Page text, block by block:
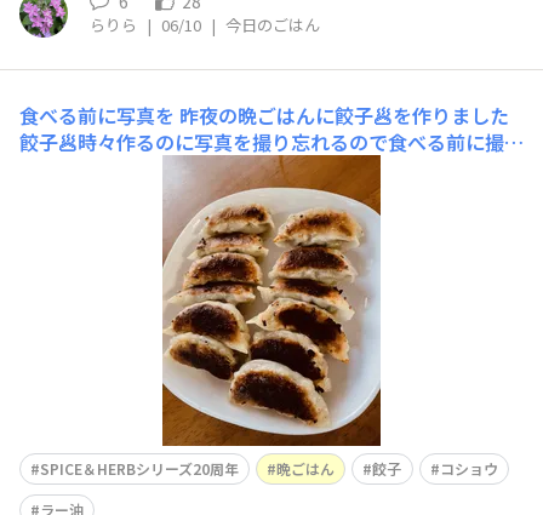
らりら | 06/10 | 今日のごはん
食べる前に写真を 昨夜の晩ごはんに餃子🥟を作りました
餃子🥟時々作るのに写真を撮り忘れるので食べる前に撮影
だいぶ焦げていますが😅美味しくいただきました😋
SPICE＆HERBシリーズ20周年 晩ごはん 餃子
コショウ
ラー油